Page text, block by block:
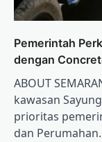
Pemerintah
dengan
ABOUT
kawasan
prioritas
dan